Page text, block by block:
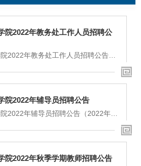
院2022年教务处工作人员招聘公
2022年教务处工作人员招聘公告
毕业生招聘教务处工作人员，有关
位：西南财经大学天府学院教务处
处工作人员教务处日常工作2名（成
1名）1、硕士研究生以上学历；2、
院2022年辅导员招聘公告
2022年辅导员招聘公告（2022年9
应届毕业生招聘以下岗位，具体如
南财经大学天府学院 辅导员（8
务安排相关校区）心理健康教育教
院2022年秋季学期教师招聘公告